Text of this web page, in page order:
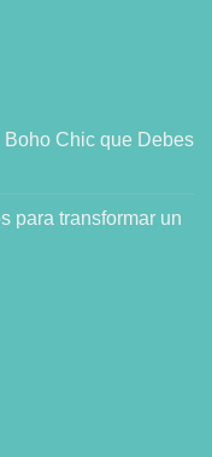
Boho Chic que Debes
para transformar un